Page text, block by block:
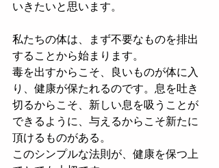
いきたいと思います。
私たちの体は、まず不要なものを排出
することから始まります。
毒を出すからこそ、良いものが体に入
り、健康が保たれるのです。息を吐き
切るからこそ、新しい息を吸うことが
できるように、与えるからこそ新たに
頂けるものがある。
このシンプルな法則が、健康を保つ上